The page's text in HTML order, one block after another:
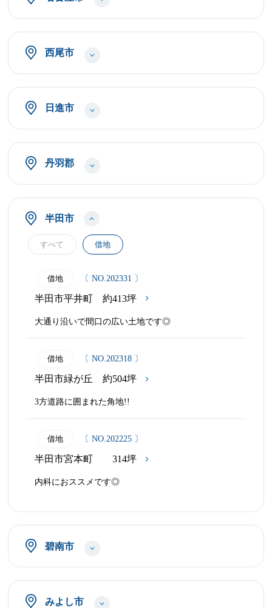
西尾市
日進市
丹羽郡
半田市
すべて 借地
借地 〔 NO.202331 〕
半田市平井町 約413坪
大通り沿いで間口の広い土地です◎
借地 〔 NO.202318 〕
半田市緑が丘 約504坪
3方道路に囲まれた角地!!
借地 〔 NO.202225 〕
半田市宮本町 314坪
内科におススメです◎
碧南市
みよし市